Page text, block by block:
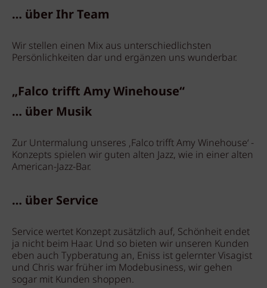
… über Ihr Team
Wir stellen einen Mix aus unterschiedlichsten
Persönlichkeiten dar und ergänzen uns wunderbar.
„Falco trifft Amy Winehouse“
… über Musik
Zur Untermalung unseres ‚Falco trifft Amy Winehouse‘ -
Konzepts spielen wir guten alten Jazz, wie in einer alten
American-Jazz-Bar.
… über Service
Service wertet Konzept zusätzlich auf, Schönheit endet
ja nicht beim Haar. Und so bieten wir unseren Kunden
eben auch Typberatung an, Eniss ist gelernter Visagist
und Chris war früher im Modebusiness, wir gehen
sogar mit Kunden shoppen.